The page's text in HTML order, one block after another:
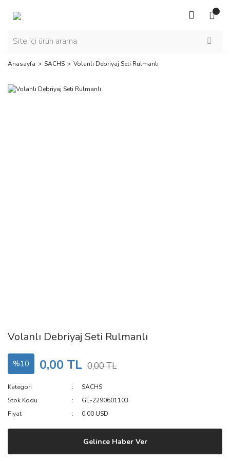
Anasayfa SACHS Volanlı Debriyaj Seti Rulmanlı
Volanlı Debriyaj Seti Rulmanlı
%10 0,00 TL 0,00 TL
Kategori
SACHS
Stok Kodu
GE-2290601103
Fiyat
0,00 USD
Gelince Haber Ver